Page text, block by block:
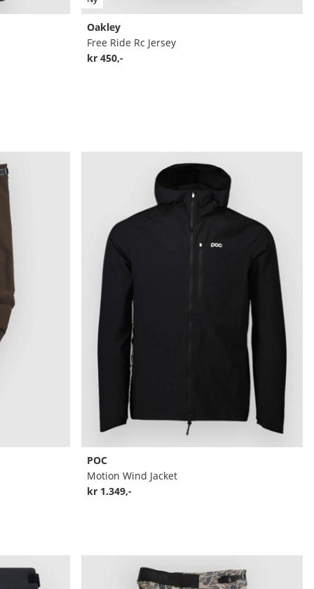
Oakley
Free Ride Rc Jersey
kr 450,-
POC
Motion Wind Jacket
kr 1.349,-